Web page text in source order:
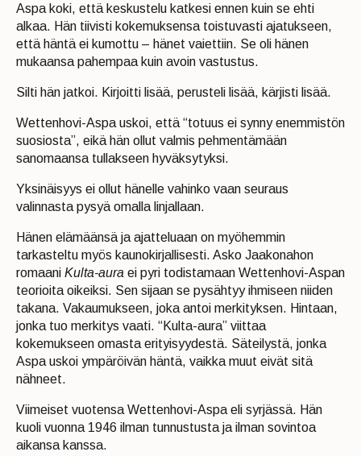
Aspa koki, että keskustelu katkesi ennen kuin se ehti
alkaa. Hän tiivisti kokemuksensa toistuvasti ajatukseen,
että häntä ei kumottu – hänet vaiettiin. Se oli hänen
mukaansa pahempaa kuin avoin vastustus.
Silti hän jatkoi. Kirjoitti lisää, perusteli lisää, kärjisti lisää.
Wettenhovi-Aspa uskoi, että “totuus ei synny enemmistön
suosiosta”, eikä hän ollut valmis pehmentämään
sanomaansa tullakseen hyväksytyksi.
Yksinäisyys ei ollut hänelle vahinko vaan seuraus
valinnasta pysyä omalla linjallaan.
Hänen elämäänsä ja ajatteluaan on myöhemmin
tarkasteltu myös kaunokirjallisesti. Asko Jaakonahon
romaani Kulta-aura ei pyri todistamaan Wettenhovi-Aspan
teorioita oikeiksi. Sen sijaan se pysähtyy ihmiseen niiden
takana. Vakaumukseen, joka antoi merkityksen. Hintaan,
jonka tuo merkitys vaati. “Kulta-aura” viittaa
kokemukseen omasta erityisyydestä. Säteilystä, jonka
Aspa uskoi ympäröivän häntä, vaikka muut eivät sitä
nähneet.
Viimeiset vuotensa Wettenhovi-Aspa eli syrjässä. Hän
kuoli vuonna 1946 ilman tunnustusta ja ilman sovintoa
aikansa kanssa.